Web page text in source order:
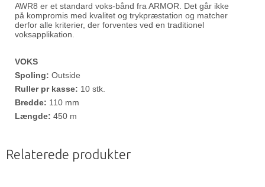
AWR8 er et standard voks-bånd fra ARMOR. Det går ikke
på kompromis med kvalitet og trykpræstation og matcher
derfor alle kriterier, der forventes ved en traditionel
voksapplikation.
VOKS
Spoling: Outside
Ruller pr kasse: 10 stk.
Bredde: 110 mm
Længde: 450 m
Relaterede produkter